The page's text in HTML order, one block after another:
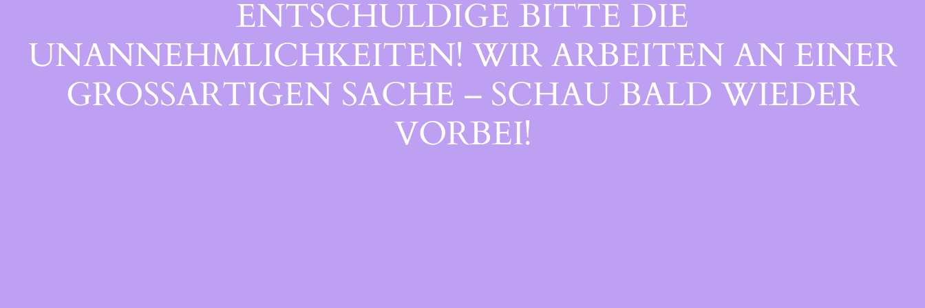
ENTSCHULDIGE BITTE DIE
UNANNEHMLICHKEITEN! WIR ARBEITEN AN EINER
GROSSARTIGEN SACHE – SCHAU BALD WIEDER V
ORBEI!